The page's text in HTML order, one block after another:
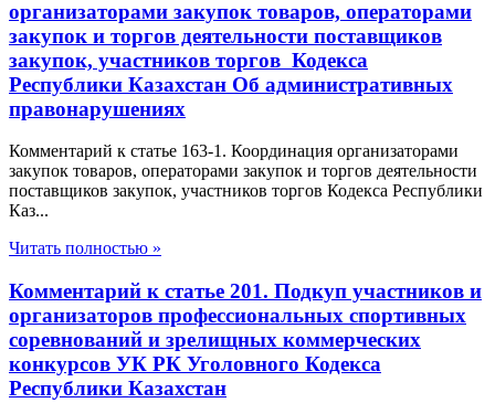
организаторами закупок товаров, операторами
закупок и торгов деятельности поставщиков
закупок, участников торгов Кодекса
Республики Казахстан Об административных
правонарушениях
Комментарий к статье 163-1. Координация организаторами
закупок товаров, операторами закупок и торгов деятельности
поставщиков закупок, участников торгов Кодекса Республики
Каз...
Читать полностью »
Комментарий к статье 201. Подкуп участников и
организаторов профессиональных спортивных
соревнований и зрелищных коммерческих
конкурсов УК РК Уголовного Кодекса
Республики Казахстан